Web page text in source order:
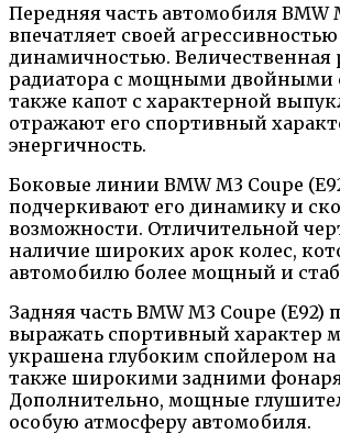
Передняя часть автомобиля BMW
впечатляет своей
динамичностью. Величественная
радиатора с мощными двойными
также капот с характерной
отражают его спортивный
энергичность.
Боковые линии BMW M3 Coupe
подчеркивают его динамику и
возможности. Отличительной
наличие широких арок колес,
автомобилю более мощный и
Задняя часть BMW M3 Coupe (E92)
выражать спортивный характер
украшена глубоким спойлером
также широкими задними
Дополнительно, мощные
особую атмосферу автомобиля.